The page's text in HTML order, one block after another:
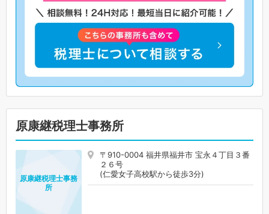
原康継税理士事務所
〒910-0004 福井県福井市 宝永４丁目３番
２６号
(仁愛女子高校駅から徒歩3分)
原康継税理士事務
所